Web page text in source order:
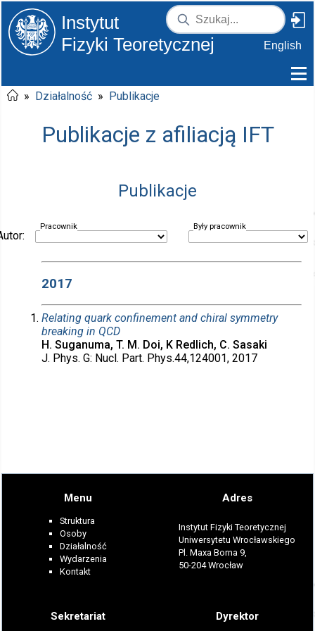
Instytut
Fizyki Teoretycznej
English
» Działalność » Publikacje
Publikacje z afiliacją IFT
Publikacje
Pracownik Były pracownik
2017
Relating quark confinement and chiral symmetry
breaking in QCD
H. Suganuma, T. M. Doi, K Redlich, C. Sasaki
J. Phys. G: Nucl. Part. Phys.44,124001, 2017
Menu
Struktura
Osoby
Działalność
Wydarzenia
Kontakt
Adres
Instytut Fizyki Teoretycznej
Uniwersytetu Wrocławskiego
Pl. Maxa Borna 9,
50-204 Wrocław
Sekretariat Dyrektor